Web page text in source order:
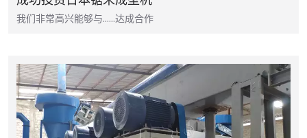
我们非常高兴能够与……达成合作